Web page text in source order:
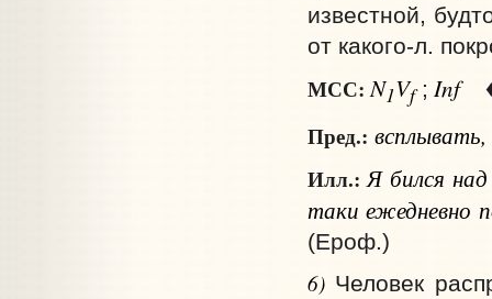
известной,
от какого‑л.
МСС: N1Vf; Inf
Пред.:
Илл.: Я бился
таки ежедневно
(Ероф.)
6) Человек